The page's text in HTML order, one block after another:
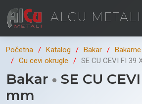
ALCU METALI
Početna Katalog Bakar
Cu cevi okrugle
SE CU CEVI FI 39
Bakar
SE CU
mm